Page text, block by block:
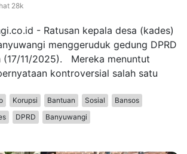
28k
- Ratusan kepala desa (kades)
menggeruduk gedung DPRD
(17/11/2025). Mereka menuntut
kontroversial salah satu
Korupsi Bantuan Sosial
Bansos
DPRD Banyuwangi